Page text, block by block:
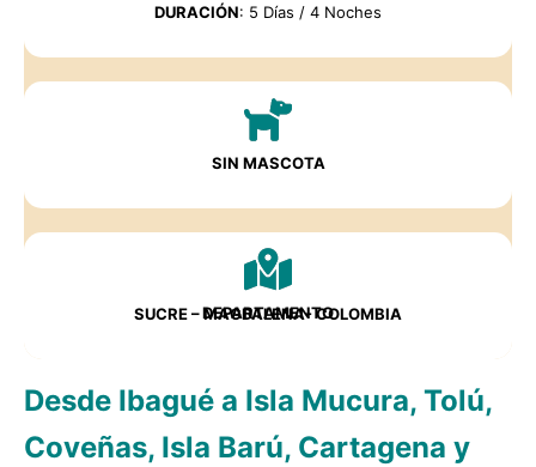
DURACIÓN: 5 Días / 4 Noches
SIN MASCOTA
DEPARTAMENTO
SUCRE – MAGDALENA- COLOMBIA
Desde Ibagué a Isla Mucura, Tolú,
Coveñas, Isla Barú, Cartagena y